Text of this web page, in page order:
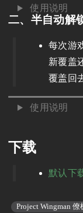
使用说明
二、半自动解
每次游
新覆盖
覆盖回
使用说明
下载
默认下
Project Wingman 僚